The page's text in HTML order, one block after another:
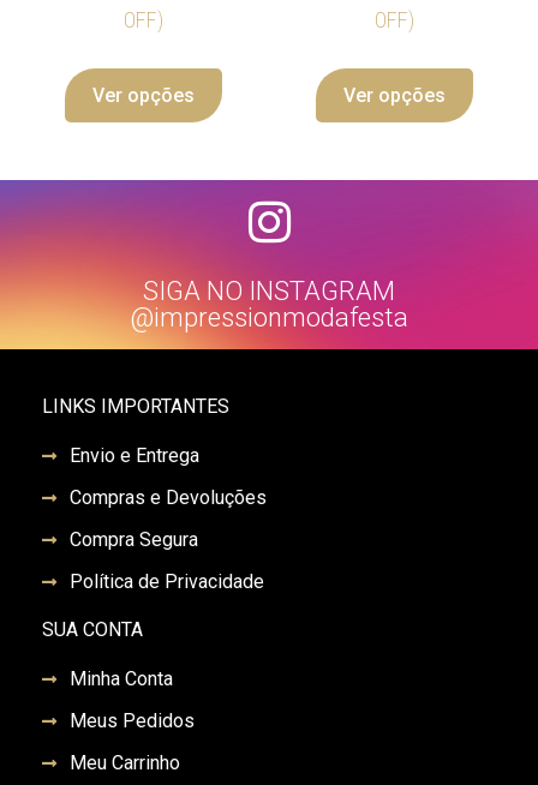
OFF)
Ver opções
OFF)
Ver opções
SIGA NO INSTAGRAM
@impressionmodafesta
LINKS IMPORTANTES
Envio e Entrega
Compras e Devoluções
Compra Segura
Política de Privacidade
SUA CONTA
Minha Conta
Meus Pedidos
Meu Carrinho